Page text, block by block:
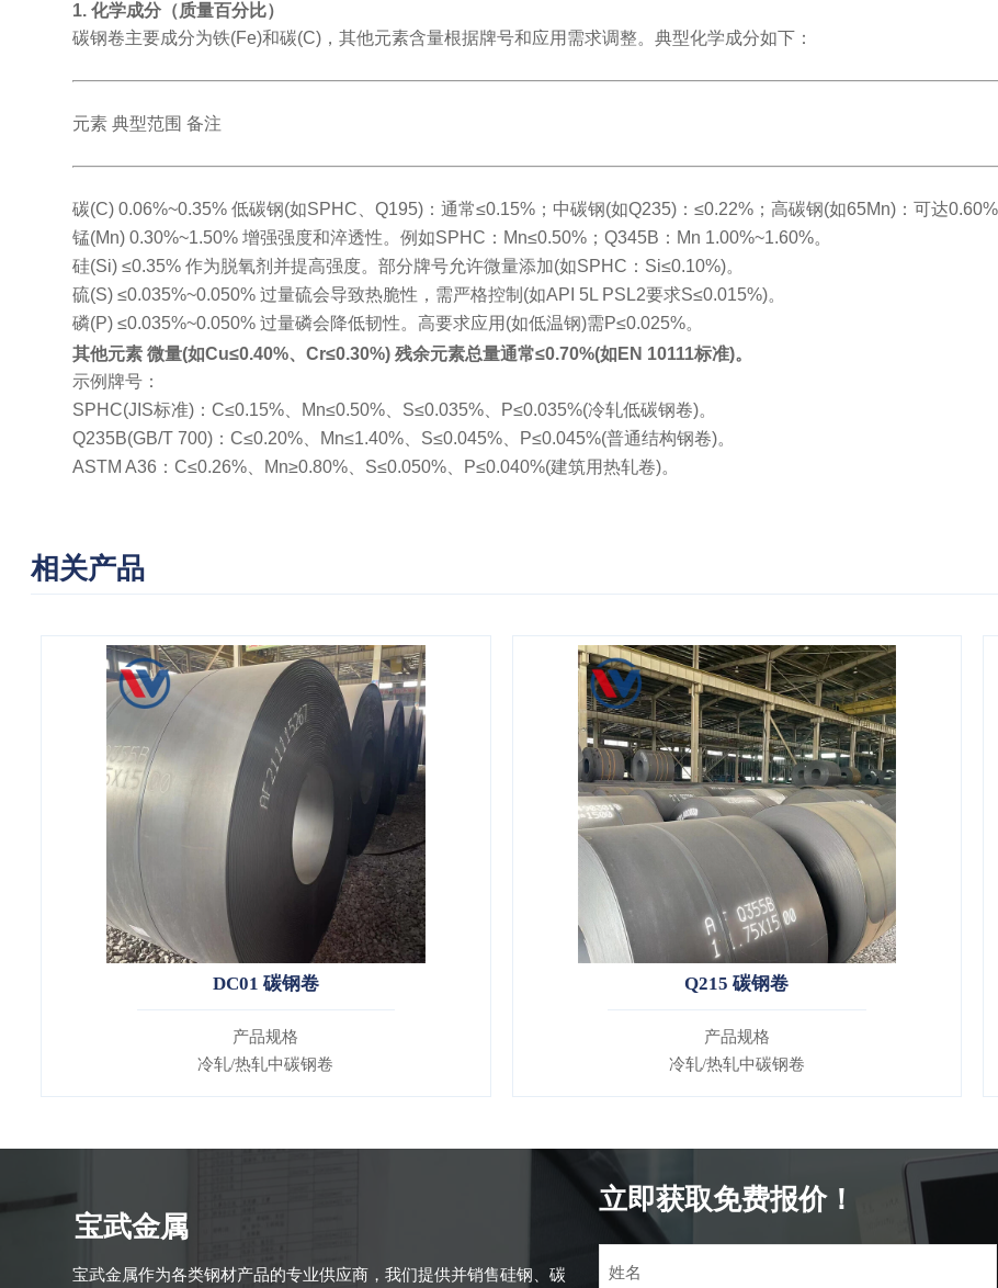
1. 化学成分（质量百分比）
碳钢卷主要成分为铁(Fe)和碳(C)，其他元素含量根据牌号和应用需求调整。典型化学成分如下：
元素 典型范围 备注
碳(C) 0.06%~0.35% 低碳钢(如SPHC、Q195)：通常≤0.15%；中碳钢(如Q235)：≤0.22%；高碳钢(如65Mn)：可达
锰(Mn) 0.30%~1.50% 增强强度和淬透性。例如SPHC：Mn≤0.50%；Q345B：Mn 1.00%~1.60%。
硅(Si) ≤0.35% 作为脱氧剂并提高强度。部分牌号允许微量添加(如SPHC：Si≤0.10%)。
硫(S) ≤0.035%~0.050% 过量硫会导致热脆性，需严格控制(如API 5L PSL2要求S≤0.015%)。
磷(P) ≤0.035%~0.050% 过量磷会降低韧性。高要求应用(如低温钢)需P≤0.025%。
其他元素 微量(如Cu≤0.40%、Cr≤0.30%) 残余元素总量通常≤0.70%(如EN 10111标准)。
示例牌号：
SPHC(JIS标准)：C≤0.15%、Mn≤0.50%、S≤0.035%、P≤0.035%(冷轧低碳钢卷)。
Q235B(GB/T 700)：C≤0.20%、Mn≤1.40%、S≤0.045%、P≤0.045%(普通结构钢卷)。
ASTM A36：C≤0.26%、Mn≥0.80%、S≤0.050%、P≤0.040%(建筑用热轧卷)。
相关产品
DC01 碳钢卷
产品规格
冷轧/热轧中碳钢卷
Q215 碳钢卷
产品规格
冷轧/热轧中碳钢卷
宝武金属
宝武金属作为各类钢材产品的专业供应商，我们提供并销售硅钢、碳
立即获取免费报价！